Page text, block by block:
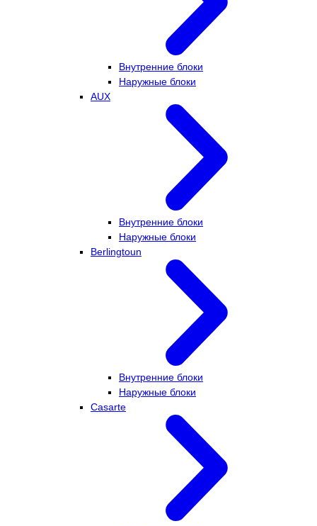
Внутренние блоки
Наружные блоки
AUX
Внутренние блоки
Наружные блоки
Berlingtoun
Внутренние блоки
Наружные блоки
Casarte